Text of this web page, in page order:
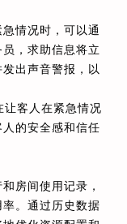
急情况时，可以通
，求助信息将立
出声音警报，以
让客人在紧急情况
的安全感和信任
房间使用记录，
。通过历史数据